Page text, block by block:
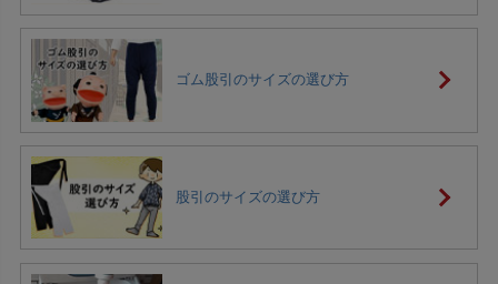
ゴム股引のサイズの選び方
股引のサイズの選び方